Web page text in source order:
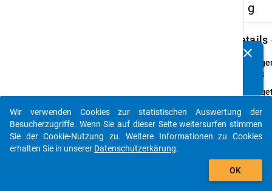
g
Details
11.3
clear
auto_stories
add_shopping_cart
Wir verwenden Cookies zur statistischen Auswertung der
Besucherzugriffe. Wenn Sie auf dieser Seite weitersurfen stimmen
Sie der Cookie-Nutzung zu. Weitere Informationen zu Cookies
erhalten Sie in unserer Datenschutzerkärung.
OK